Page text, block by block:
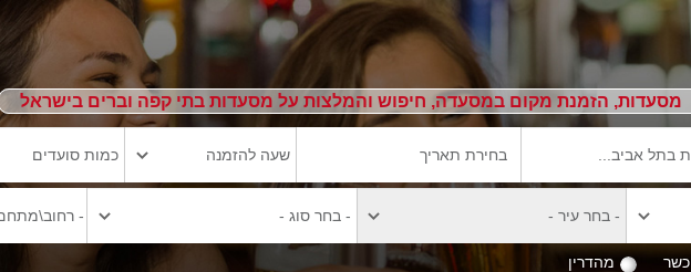
מסעדות, הזמנת מקום במסעדה, חיפוש והמלצות על מסעדות בתי קפה וברים בישראל
כשר מהדרין